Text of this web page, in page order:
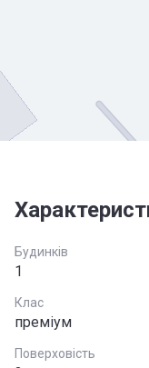
Будинків
1
Клас
преміум
Поверховість